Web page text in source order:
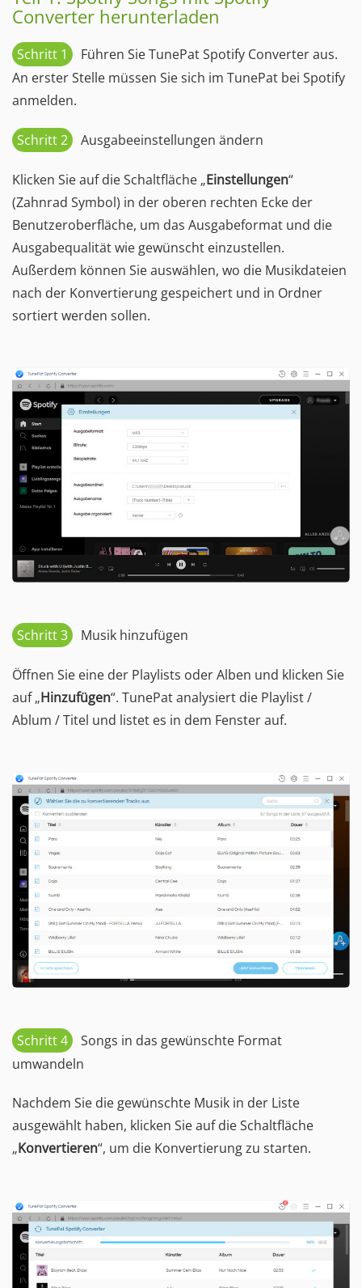
Converter herunterladen
Schritt 1
Führen Sie TunePat Spotify Converter aus.
An erster Stelle müssen Sie sich im TunePat bei Spotify
anmelden.
Schritt 2 Ausgabeeinstellungen ändern
Klicken Sie auf die Schaltfläche „Einstellungen“
(Zahnrad Symbol) in der oberen rechten Ecke der
Benutzeroberfläche, um das Ausgabeformat und die
Ausgabequalität wie gewünscht einzustellen.
Außerdem können Sie auswählen, wo die Musikdateien
nach der Konvertierung gespeichert und in Ordner
sortiert werden sollen.
Schritt 3 Musik hinzufügen
Öffnen Sie eine der Playlists oder Alben und klicken Sie
auf „Hinzufügen“. TunePat analysiert die Playlist /
Ablum / Titel und listet es in dem Fenster auf.
Schritt 4
Songs in das gewünschte Format
umwandeln
Nachdem Sie die gewünschte Musik in der Liste
ausgewählt haben, klicken Sie auf die Schaltfläche
„Konvertieren“, um die Konvertierung zu starten.